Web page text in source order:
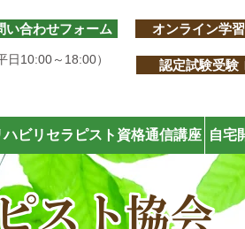
6877-6170
い合わせフォーム
日10:00～18:00）
オンライン学
認定試験受験
ハビリセラピスト資格通信講座 自宅